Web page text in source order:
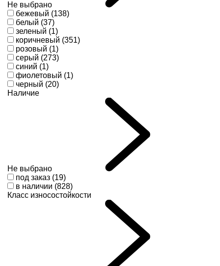
Не выбрано
бежевый (138)
белый (37)
зеленый (1)
коричневый (351)
розовый (1)
серый (273)
синий (1)
фиолетовый (1)
черный (20)
Наличие
Не выбрано
под заказ (19)
в наличии (828)
Класс износостойкости